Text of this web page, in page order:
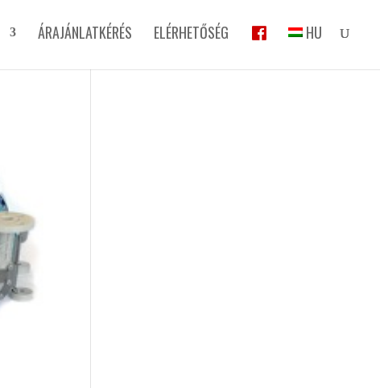
ÁRAJÁNLATKÉRÉS ELÉRHETŐSÉG HU